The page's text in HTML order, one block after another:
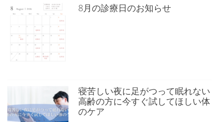
8月の診療日のお知らせ
寝苦しい夜に足がつって眠れない
高齢の方に今すぐ試してほしい体
のケア